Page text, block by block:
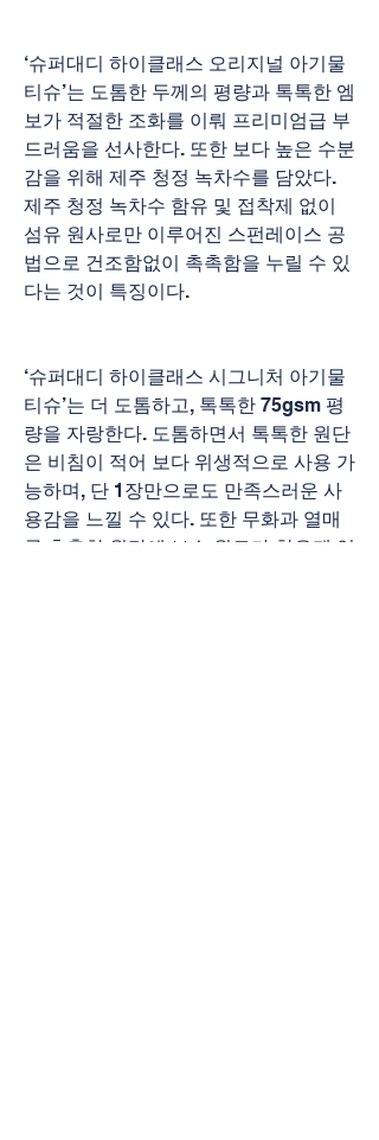
‘슈퍼대디 하이클래스 오리지널 아기물
티슈’는 도톰한 두께의 평량과 톡톡한 엠
보가 적절한 조화를 이뤄 프리미엄급 부
드러움을 선사한다. 또한 보다 높은 수분
감을 위해 제주 청정 녹차수를 담았다.
제주 청정 녹차수 함유 및 접착제 없이
섬유 원사로만 이루어진 스펀레이스 공
법으로 건조함없이 촉촉함을 누릴 수 있
다는 것이 특징이다.
‘슈퍼대디 하이클래스 시그니처 아기물
티슈’는 더 도톰하고, 톡톡한 75gsm 평
량을 자랑한다. 도톰하면서 톡톡한 원단
은 비침이 적어 보다 위생적으로 사용 가
능하며, 단 1장만으로도 만족스러운 사
용감을 느낄 수 있다. 또한 무화과 열매
를 추출한 원단에 보습 원료가 함유돼 있